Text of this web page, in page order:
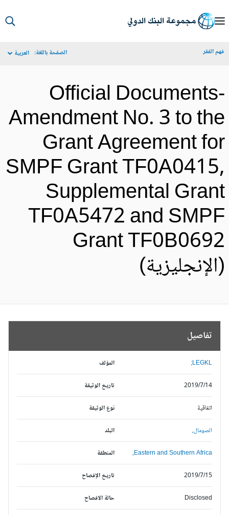
الفقر الصفحة باللغة: العربية
Official
Amendment No. 3 to
Grant Agreement
SMPF Grant
Supplemental
TF0A5472 and
Grant
تفاصيل
المؤلف LEGKL;
تاريخ الوثيقة 2019/7/14
نوع الوثيقة اتفاقية
البلد الصومال,
المنطقة Eastern and Southern Africa,
تاريخ الإفصاح 2019/7/15
حالة الافصاح Disclosed